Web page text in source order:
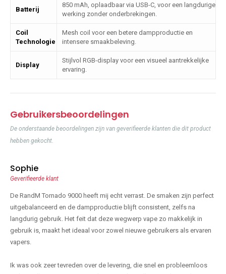
Batterij
850 mAh, oplaadbaar via USB-C, voor een langdurige
werking zonder onderbrekingen.
Coil
Technologie
Mesh coil voor een betere dampproductie en
intensere smaakbeleving.
Display
Stijlvol RGB-display voor een visueel aantrekkelijke
ervaring.
Gebruikersbeoordelingen
De onderstaande beoordelingen zijn van geverifieerde klanten die dit product
hebben gekocht.
Sophie
Geverifieerde klant
De RandM Tornado 9000 heeft mij echt verrast. De smaken zijn perfect
uitgebalanceerd en de dampproductie blijft consistent, zelfs na
langdurig gebruik. Het feit dat deze wegwerp vape zo makkelijk in
gebruik is, maakt het ideaal voor zowel nieuwe gebruikers als ervaren
vapers.
Ik was ook zeer tevreden over de levering, die snel en probleemloos